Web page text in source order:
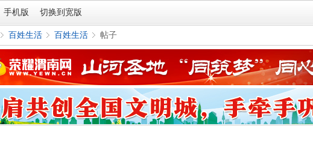
手机版 切换到宽版
百姓生活
›
百姓生活
›
帖子